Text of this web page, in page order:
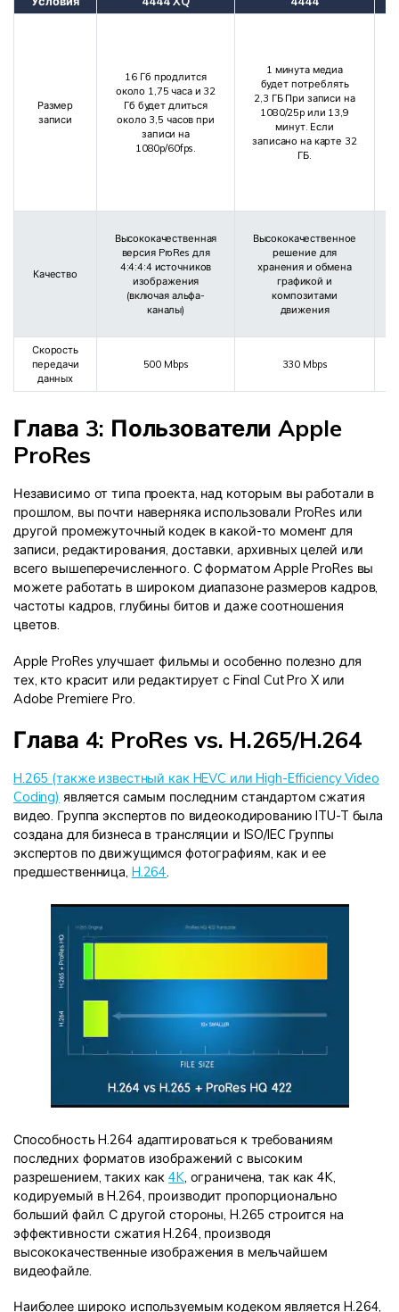
Размер
записи
16 Гб продлится
около 1,75 часа и 32
Гб будет длиться
около 3,5 часов при
записи на
1080p/60fps.
1 минута медиа
будет потреблять
2,3 ГБ При записи на
1080/25p или 13,9
минут. Если
записано на карте 32
ГБ.
Качество
Высококачественная
версия ProRes для
4:4:4:4 источников
изображения
(включая альфа-
каналы)
Высококачественное
решение для
хранения и обмена
графикой и
композитами
движения
Скорость
передачи
данных
500 Mbps 330 Mbps
Глава 3: Пользователи Apple
ProRes
Независимо от типа проекта, над которым вы работали в
прошлом, вы почти наверняка использовали ProRes или
другой промежуточный кодек в какой-то момент для
записи, редактирования, доставки, архивных целей или
всего вышеперечисленного. С форматом Apple ProRes вы
можете работать в широком диапазоне размеров кадров,
частоты кадров, глубины битов и даже соотношения
цветов.
Apple ProRes улучшает фильмы и особенно полезно для
тех, кто красит или редактирует с Final Cut Pro X или
Adobe Premiere Pro.
Глава 4: ProRes vs. H.265/H.264
H.265 (также известный как HEVC или High-Efficiency Video
Coding) является самым последним стандартом сжатия
видео. Группа экспертов по видеокодированию ITU-T была
создана для бизнеса в трансляции и ISO/IEC Группы
экспертов по движущимся фотографиям, как и ее
предшественница, H.264.
Способность H.264 адаптироваться к требованиям
последних форматов изображений с высоким
разрешением, таких как 4K, ограничена, так как 4K,
кодируемый в H.264, производит пропорционально
больший файл. С другой стороны, H.265 строится на
эффективности сжатия H.264, производя
высококачественные изображения в мельчайшем
видеофайле.
Наиболее широко используемым кодеком является H.264,